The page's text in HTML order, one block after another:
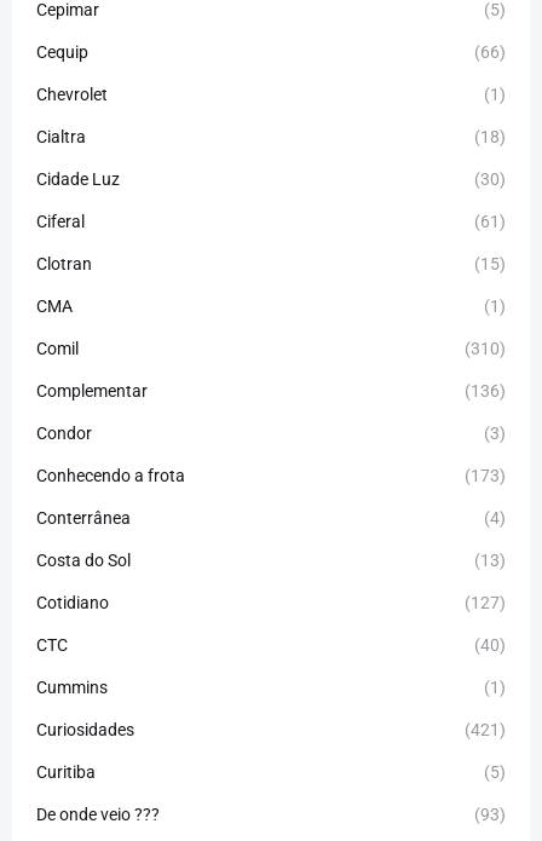
Cepimar (5)
Cequip (66)
Chevrolet (1)
Cialtra (18)
Cidade Luz (30)
Ciferal (61)
Clotran (15)
CMA (1)
Comil (310)
Complementar (136)
Condor (3)
Conhecendo a frota (173)
Conterrânea (4)
Costa do Sol (13)
Cotidiano (127)
CTC (40)
Cummins (1)
Curiosidades (421)
Curitiba (5)
De onde veio ??? (93)